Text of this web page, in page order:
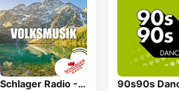
Schlager Radio - Volksmusik 90s90s